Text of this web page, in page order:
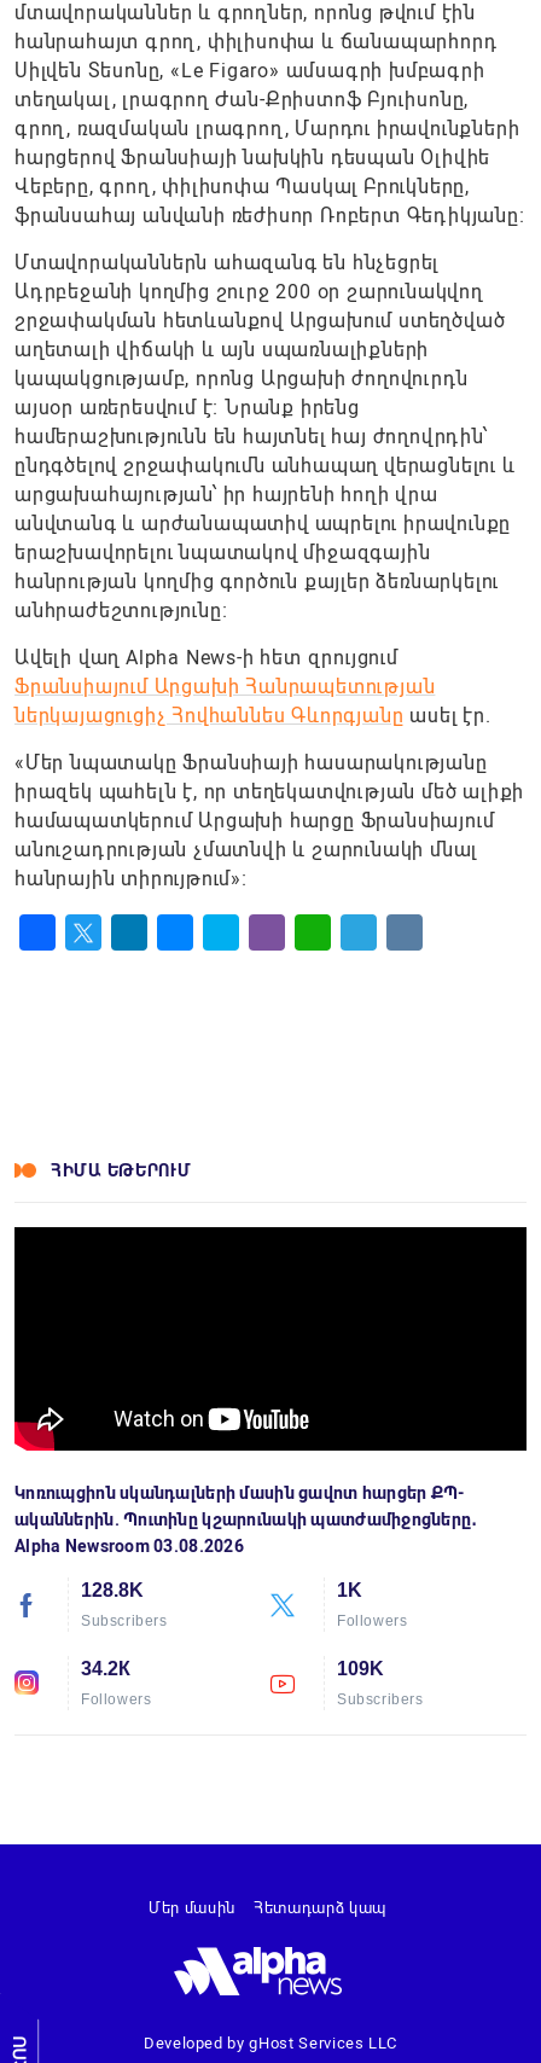
մտավորականներ և գրողներ, որոնց թվում էին
հանրահայտ գրող, փիլիսոփա և ճանապարհորդ
Սիլվեն Տեսոնը, «Le Figaro» ամսագրի խմբագրի
տեղակալ, լրագրող Ժան-Քրիստոֆ Բյուիսոնը,
գրող, ռազմական լրագրող, Մարդու իրավունքների
հարցերով Ֆրանսիայի նախկին դեսպան Օլիվիե
Վեբերը, գրող, փիլիսոփա Պասկալ Բրուկները,
ֆրանսահայ անվանի ռեժիսոր Ռոբերտ Գեդիկյանը։
Մտավորականներն ահազանգ են հնչեցրել
Ադրբեջանի կողմից շուրջ 200 օր շարունակվող
շրջափակման հետևանքով Արցախում ստեղծված
աղետալի վիճակի և այն սպառնալիքների
կապակցությամբ, որոնց Արցախի ժողովուրդն
այսօր առերեսվում է։ Նրանք իրենց
համերաշխությունն են հայտնել հայ ժողովրդին՝
ընդգծելով շրջափակումն անհապաղ վերացնելու և
արցախահայության՝ իր հայրենի հողի վրա
անվտանգ և արժանապատիվ ապրելու իրավունքը
երաշխավորելու նպատակով միջազգային
հանրության կողմից գործուն քայլեր ձեռնարկելու
անհրաժեշտությունը։
Ավելի վաղ Alpha News-ի հետ զրույցում
Ֆրանսիայում Արցախի Հանրապետության
ներկայացուցիչ Հովհաննես Գևորգյանը ասել էր.
«Մեր նպատակը Ֆրանսիայի հասարակությանը
իրազեկ պահելն է, որ տեղեկատվության մեծ ալիքի
համապատկերում Արցախի հարցը Ֆրանսիայում
անուշադրության չմատնվի և շարունակի մնալ
հանրային տիրույթում»։
ՀԻՄԱ ԵԹԵՐՈՒՄ
Կոռուպցիոն սկանդալների մասին ցավոտ հարցեր ՔՊ-
ականներին. Պուտինը կշարունակի պատժամիջոցները․
Alpha Newsroom 03.08.2026
128.8K
Subscribers
1K
Followers
34.2К
Followers
109K
Subscribers
Developed by gHost Services LLC
Մեր մասին Հետադարձ կապ